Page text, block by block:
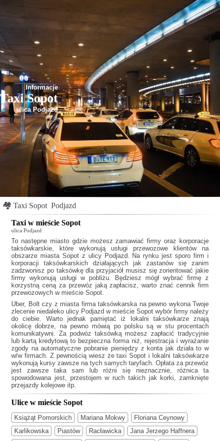
Informacje
Taxi Sopot
ulica Podjazd
🏘 Taxi Sopot Podjazd
Taxi w mieście Sopot
ulica Podjazd
To następne miasto gdzie możesz zamawiać firmy oraz korporacje
taksówkarskie, które wykonują usługi przewozowe klientów na
obszarze miasta Sopot z ulicy Podjazd. Na rynku jest sporo firm i
korporacji taksówkarskich działających jak zastanów się zanim
zadzwonisz po taksówkę dla przyjaciół musisz się zorientować jakie
firmy wykonują usługi w pobliżu. Będziesz mógł wybrać firmę z
korzystną ceną za przewóz jaką zapłacisz, warto znać cennik firm
przewozowych w mieście Sopot.
Uber, Bolt czy z miasta firma taksówkarska na pewno wykona Twoje
zlecenie niedaleko ulicy Podjazd w mieście Sopot wybór firmy należy
do ciebie. Warto jednak pamiętać iż lokalni taksówkarze znają
okolicę dobrze, na pewno mówią po polsku są w stu procentach
komunikatywni. Za podwóz taksówką możesz zapłacić tradycyjnie
lub kartą kredytową to bezpieczna forma niż, rejestracja i wyrażanie
zgody na automatyczne pobranie pieniędzy z konta jak działa to w
w/w firmach. Z pewnością wiesz żetaxi Sopot i lokalni taksówkarze
wykonują kursy zawsze na tych samych taryfach. Opłata za przewóz
jest zawsze taka sam lub różni się nieznacznie, różnica ta
spowodowana jest, przestojem w ruch takich jak korki, zamknięte
przejazdy kolejowe itp.
Ulice w mieście Sopot
Książąt Pomorskich Mariana Mokwy
Floriana Ceynowy
Karlikowska
Piastów Racławicka
Jana Jerzego Haffnera